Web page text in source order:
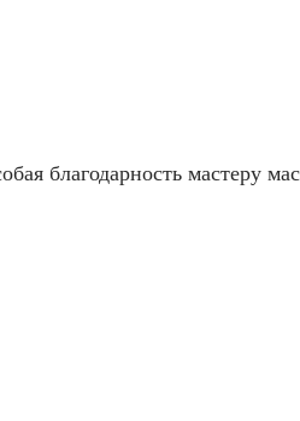
благодарность мастеру